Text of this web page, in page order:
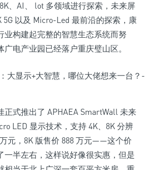
、AI、 lot 多领域进行探索，未来屏
5G 以及 Micro-Led 最前沿的探索，康
业构建起完整的智慧生态系统而努
电产业园已经落户重庆璧山区。
正式推出了 APHAEA SmartWall 未来
LED 显示技术，支持 4K、8K 分辨
元，8K 版售价 888 万元——这个价
一半左右，这样说好像很实惠，但是